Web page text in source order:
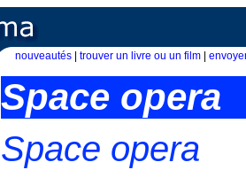
nouveautés trouver un livre ou un film
Space opera
Space opera